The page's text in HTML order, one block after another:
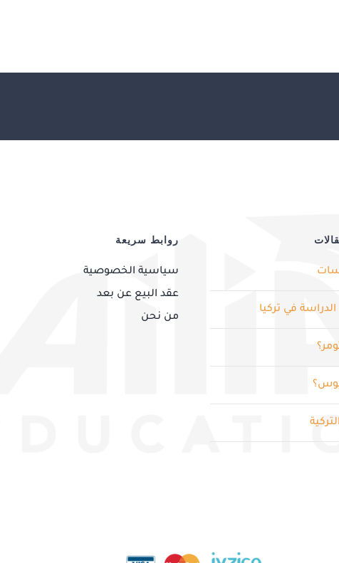
في تركيا
روابط سريعة
سياسية الخصوصية
عقد البيع عن بعد
من نحن